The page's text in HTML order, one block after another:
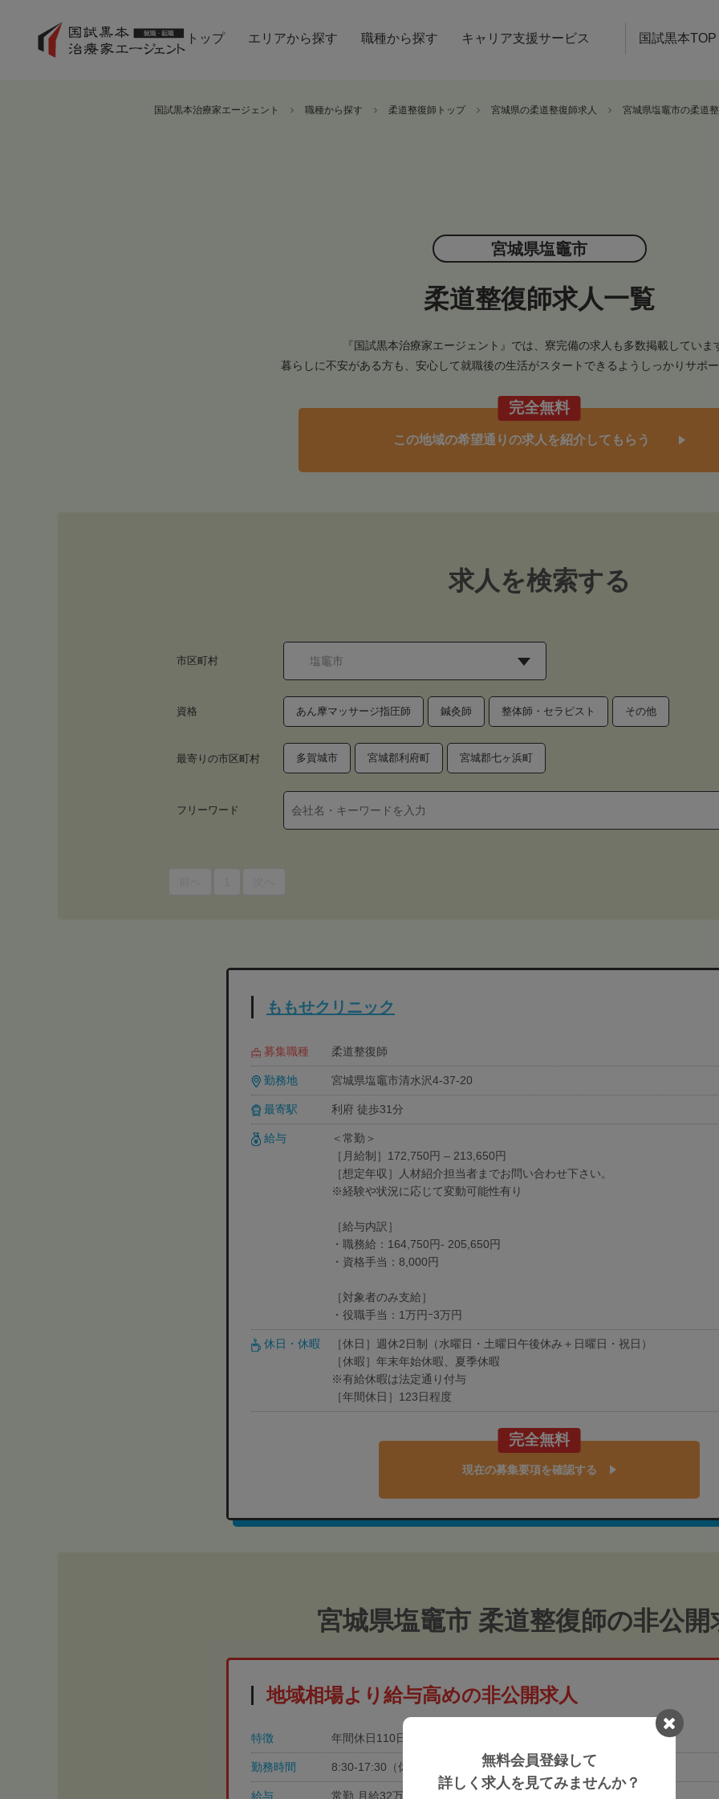
トップ エリアから探す 職種から探す キャリア支援サービス 国試黒本TOP
国試黒本治療家エージェント 職種から探す 柔道整復師トップ 宮城県の柔道整復師求人 宮城県塩竈市の柔道
宮城県塩竈市
柔道整復師求人一覧
『国試黒本治療家エージェント』では、寮完備の求人も多数掲載していま
暮らしに不安がある方も、安心して就職後の生活がスタートできるようしっかりサポ
完全無料
この地域の希望通りの求人を紹介してもらう
求人を検索する
市区町村
資格 あん摩マッサージ指圧師 鍼灸師 整体師・セラピスト その他
最寄りの市区町村 多賀城市 宮城郡利府町 宮城郡七ヶ浜町
フリーワード
ももせクリニック
募集職種 柔道整復師
勤務地 宮城県塩竈市清水沢4-37-20
最寄駅 利府 徒歩31分
給与
＜常勤＞
［月給制］172,750円 – 213,650円
［想定年収］人材紹介担当者までお問い合わせ下さい。
※経験や状況に応じて変動可能性有り
［給与内訳］
・職務給：164,750円- 205,650円
・資格手当：8,000円
［対象者のみ支給］
・役職手当：1万円ｰ3万円
休日・休暇
［休日］週休2日制（水曜日・土曜日午後休み＋日曜日・祝日）
［休暇］年末年始休暇、夏季休暇
※有給休暇は法定通り付与
［年間休日］123日程度
完全無料
現在の募集要項を確認する
宮城県塩竈市 柔道整復師の非公開
地域相場より給与高めの非公開求人
特徴 年間休日110日以上
勤務時間 8:30-17:30（休憩60分）
給与 常勤 月給32万円
無料会員登録して
詳しく求人を見てみませんか？